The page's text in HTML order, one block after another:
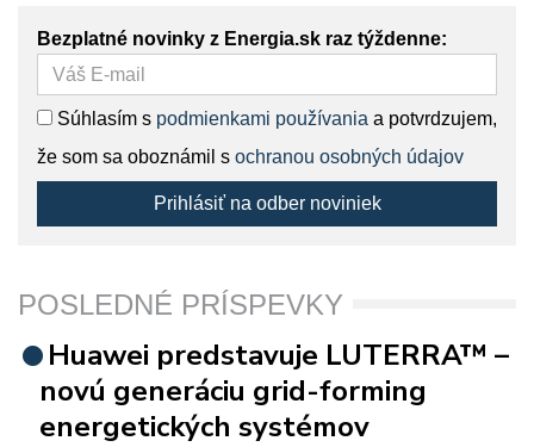
Bezplatné novinky z Energia.sk raz týždenne:
Súhlasím s podmienkami používania a potvrdzujem,
že som sa oboznámil s ochranou osobných údajov
Prihlásiť na odber noviniek
POSLEDNÉ PRÍSPEVKY
Huawei predstavuje LUTERRA™ –
novú generáciu grid-forming
energetických systémov